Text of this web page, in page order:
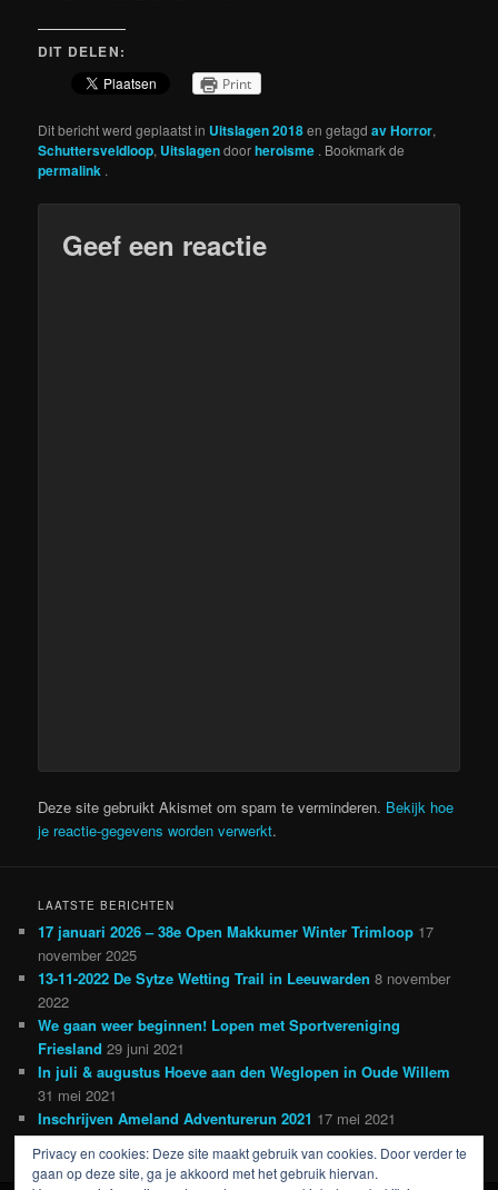
DIT DELEN:
Print
Dit bericht werd geplaatst in Uitslagen 2018en getagdav Horror,
Schuttersveldloop, Uitslagendoorheroisme . Bookmark de
permalink .
Geef een reactie
Deze site gebruikt Akismet om spam te verminderen. Bekijk hoe
je reactie-gegevens worden verwerkt.
LAATSTE BERICHTEN
17 januari 2026 – 38e Open Makkumer Winter Trimloop 17
november 2025
13-11-2022 De Sytze Wetting Trail in Leeuwarden 8 november
2022
We gaan weer beginnen! Lopen met Sportvereniging
Friesland 29 juni 2021
In juli & augustus Hoeve aan den Weglopen in Oude Willem
31 mei 2021
Inschrijven Ameland Adventurerun 2021 17 mei 2021
Privacy en cookies: Deze site maakt gebruik van cookies. Door verder te
gaan op deze site, ga je akkoord met het gebruik hiervan.